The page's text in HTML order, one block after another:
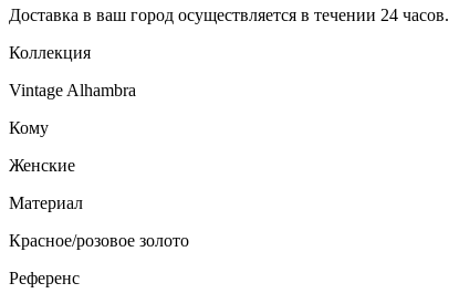
Доставка в ваш город осуществляется в течении 24 часов.
Коллекция
Vintage Alhambra
Кому
Женские
Материал
Красное/розовое золото
Референс